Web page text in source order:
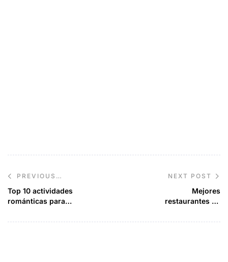
PREVIOUS
POST
Top 10 actividades
románticas para
novios en
NEXT POST
Mejores
restaurantes en
amantes de la